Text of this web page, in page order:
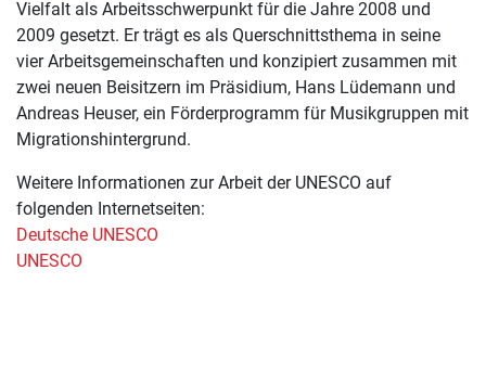
Vielfalt als Arbeitsschwerpunkt für die Jahre 2008 und
2009 gesetzt. Er trägt es als Querschnittsthema in seine
vier Arbeitsgemeinschaften und konzipiert zusammen mit
zwei neuen Beisitzern im Präsidium, Hans Lüdemann und
Andreas Heuser, ein Förderprogramm für Musikgruppen mit
Migrationshintergrund.
Weitere Informationen zur Arbeit der UNESCO auf
folgenden Internetseiten:
Deutsche UNESCO
UNESCO